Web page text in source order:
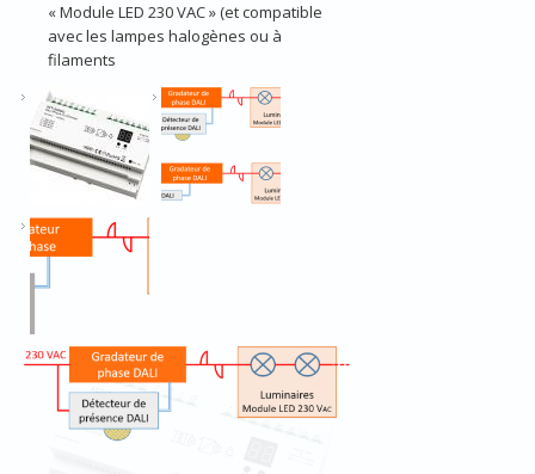
« Module LED 230 VAC » (et compatible
avec les lampes halogènes ou à
filaments